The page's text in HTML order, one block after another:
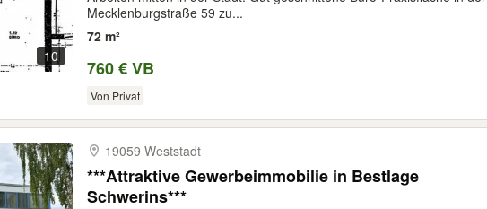
10
Mecklenburgstraße 59 zu...
72 m²
760 € VB
Von Privat
19059 Weststadt
***Attraktive Gewerbeimmobilie in Bestlage
Schwerins***